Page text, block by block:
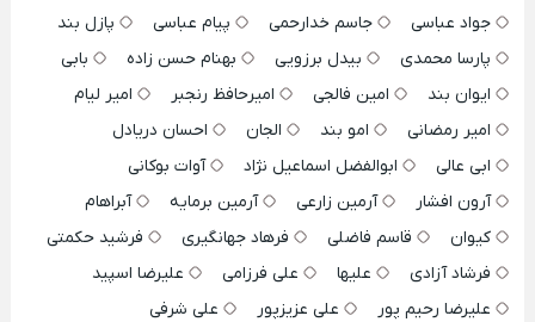
جواد عباسی جاسم خدارحمی پیام عباسی
پازل بند
پارسا محمدی
بیدل برزویی بهنام حسن زاده
بابی
ایوان بند
امین فالجی امیرحافظ رنجبر
امیر لیام
امیر رمضانی
امو بند الجان
احسان دریادل
ابی عالی
ابوالفضل اسماعیل نژاد
آوات بوکانی
آرون افشار
آرمین زارعی آرمین برمایه
آبراهام
کیوان
قاسم فاضلی فرهاد جهانگیری
فرشید حکمتی
فرشاد آزادی
علیها علی فرزامی
علیرضا اسپید
علیرضا رحیم پور
علی عزیزپور
علی شرفی